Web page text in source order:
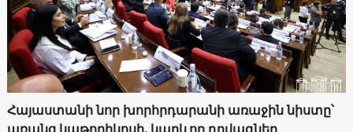
Հայաստանի նոր խորհրդարանի առաջին նիստը՝